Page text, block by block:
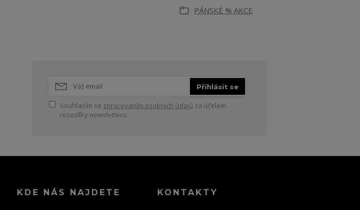
PÁNSKÉ % AKCE
Přihlásit se
Souhlasím se zpracováním osobních údajů za účelem
rozesílky newsletteru.
KDE NÁS NAJDETE KONTAKTY